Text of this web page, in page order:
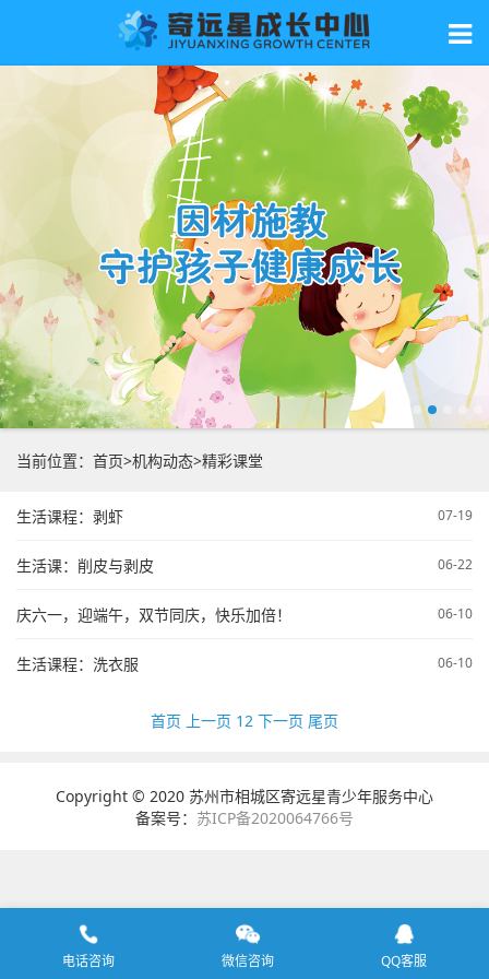
当前位置： 首页>机构动态>精彩课堂
生活课程：剥虾 07-19
生活课：削皮与剥皮 06-22
庆六一，迎端午，双节同庆，快乐加倍！ 06-10
生活课程：洗衣服 06-10
首页 上一页 12 下一页 尾页
Copyright © 2020 苏州市相城区寄远星青少年服务中心
备案号： 苏ICP备2020064766号
电话咨询 微信咨询 QQ客服